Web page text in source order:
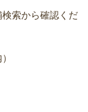
索から確認くだ